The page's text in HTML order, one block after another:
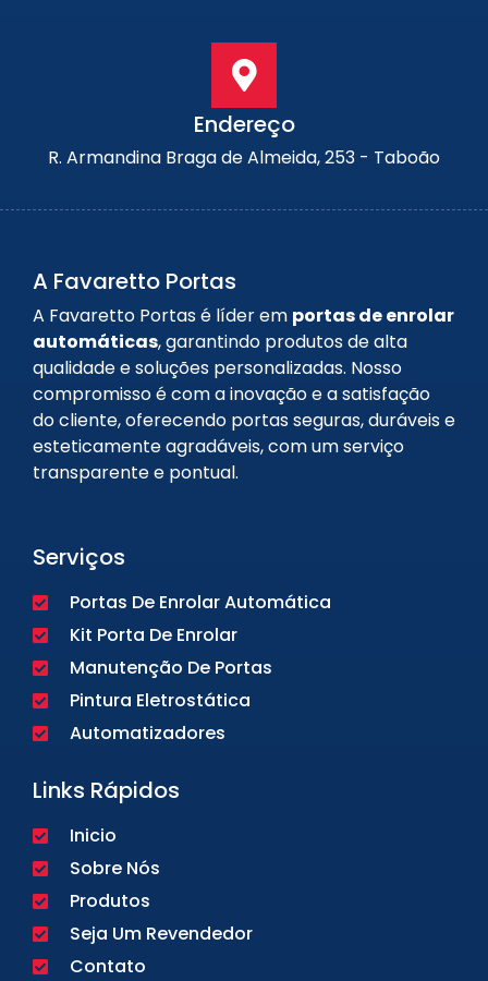
Endereço
R. Armandina Braga de Almeida, 253 - Taboão
A Favaretto Portas
A Favaretto Portas é líder em portas de enrolar
automáticas, garantindo produtos de alta
qualidade e soluções personalizadas. Nosso
compromisso é com a inovação e a satisfação
do cliente, oferecendo portas seguras, duráveis e
esteticamente agradáveis, com um serviço
transparente e pontual.
Serviços
Portas De Enrolar Automática
Kit Porta De Enrolar
Manutenção De Portas
Pintura Eletrostática
Automatizadores
Links Rápidos
Inicio
Sobre Nós
Produtos
Seja Um Revendedor
Contato